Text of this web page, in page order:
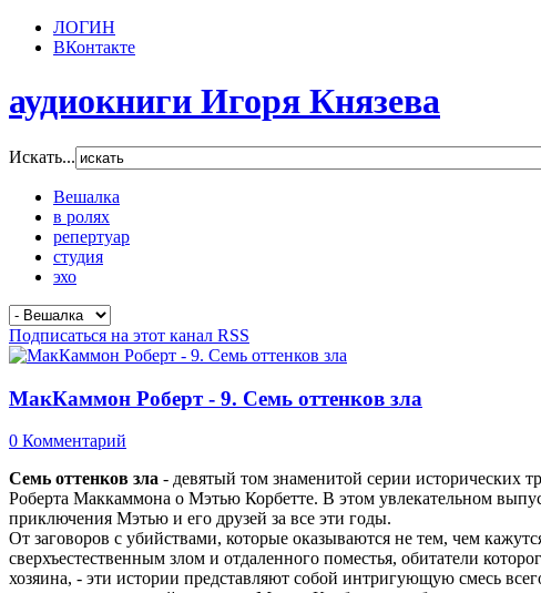
ЛОГИН
ВКонтакте
аудиокниги Игоря Князева
Искать...
Вешалка
в ролях
репертуар
студия
эхо
Подписаться на этот канал RSS
МакКаммон Роберт - 9. Семь оттенков зла
0 Комментарий
Семь оттенков зла - девятый том знаменитой серии исторических
Роберта Маккаммона о Мэтью Корбетте. В этом увлекательном
приключения Мэтью и его друзей за все эти годы.
От заговоров с убийствами, которые оказываются не тем, чем
сверхъестественным злом и отдаленного поместья, обитатели
хозяина, - эти истории представляют собой интригующую смесь